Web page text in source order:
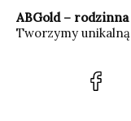
ABGold –
Tworzymy